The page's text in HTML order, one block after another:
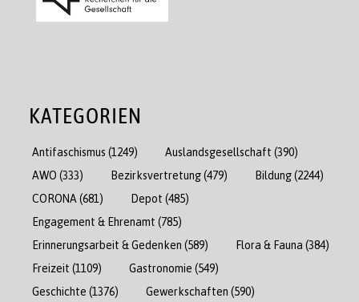
KATEGORIEN
Antifaschismus (1249) Auslandsgesellschaft (390)
AWO (333) Bezirksvertretung(479) Bildung(2244)
CORONA (681) Depot (485)
Engagement & Ehrenamt (785)
Erinnerungsarbeit & Gedenken (589) Flora & Fauna (384)
Freizeit (1109) Gastronomie (549)
Geschichte (1376) Gewerkschaften (590)